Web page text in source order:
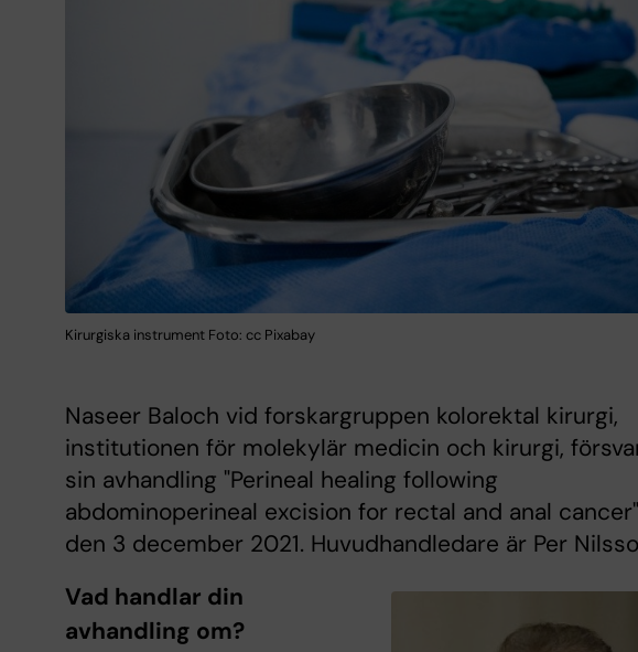
Kirurgiska instrument Foto: cc Pixabay
Naseer Baloch vid forskargruppen kolorektal kirurgi,
institutionen för molekylär medicin och kirurgi,
sin avhandling "Perineal healing following
abdominoperineal excision for rectal and anal cancer"
den 3 december 2021. Huvudhandledare är Per
Vad handlar din
avhandling om?